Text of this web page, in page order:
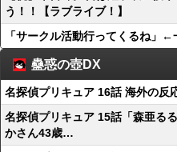
う！！【ラブライブ！】
「サークル活動行ってくるね」
蠱惑の壺DX
名探偵プリキュア 16話 海外の反
名探偵プリキュア 15話「森亜る
かさん43歳…